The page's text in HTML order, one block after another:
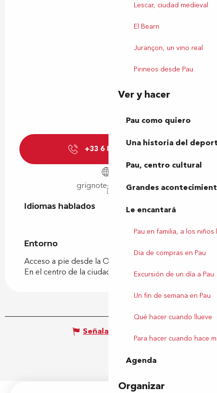
Lescar, ciudad medieval
El Bearn
Jurançon, un vino real
Pirineos desde Pau
Ver y hacer
Pau como quiero
Una historia del
Pau, centro cultural
Grandes
Le encantará
Pau en familia, a los niños
Día de compras en Pau
Excursión de un día a Pau
Un fin de semana en Pau
Qué hacer cuando llueve
Para hacer cuando hace
Agenda
Organizar
+33 6 83 76 65
grignote-pau.com
Idiomas hablados
Idiomas hablados
Entorno
Entorno
Acceso a pie desde la Oficina de Turismo
En el centro de la ciudad
Señalar un error